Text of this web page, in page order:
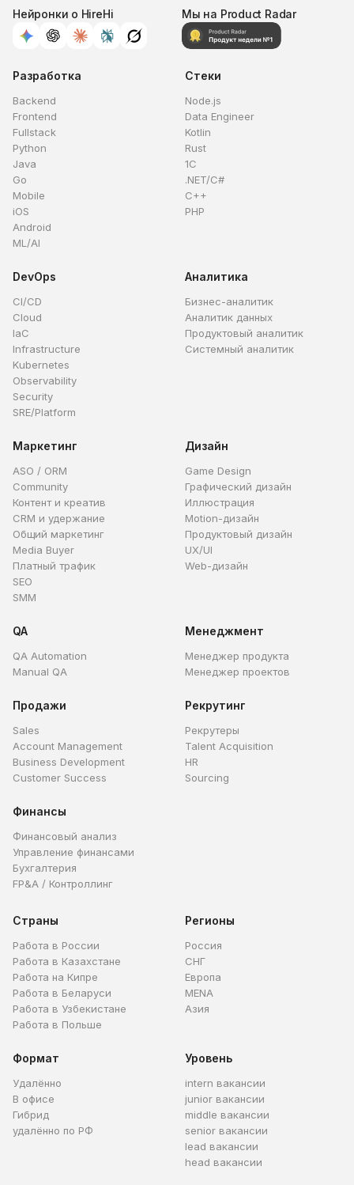
Нейронки о HireHi Мы на Product Radar
Разработка
Backend
Frontend
Fullstack
Python
Java
Go
Mobile
iOS
Android
ML/AI
Стеки
Node.js
Data Engineer
Kotlin
Rust
1C
.NET/C#
C++
PHP
DevOps
CI/CD
Cloud
IaC
Infrastructure
Kubernetes
Observability
Security
SRE/Platform
Аналитика
Бизнес-аналитик
Аналитик данных
Продуктовый аналитик
Системный аналитик
Маркетинг
ASO / ORM
Community
Контент и креатив
CRM и удержание
Общий маркетинг
Media Buyer
Платный трафик
SEO
SMM
Дизайн
Game Design
Графический дизайн
Иллюстрация
Motion-дизайн
Продуктовый дизайн
UX/UI
Web-дизайн
QA
QA Automation
Manual QA
Менеджмент
Менеджер продукта
Менеджер проектов
Продажи
Sales
Account Management
Business Development
Customer Success
Рекрутинг
Рекрутеры
Talent Acquisition
HR
Sourcing
Финансы
Финансовый анализ
Управление финансами
Бухгалтерия
FP&A / Контроллинг
Страны
Работа в России
Работа в Казахстане
Работа на Кипре
Работа в Беларуси
Работа в Узбекистане
Работа в Польше
Регионы
Россия
СНГ
Европа
MENA
Азия
Формат
Удалённо
В офисе
Гибрид
удалённо по РФ
Уровень
intern вакансии
junior вакансии
middle вакансии
senior вакансии
lead вакансии
head вакансии